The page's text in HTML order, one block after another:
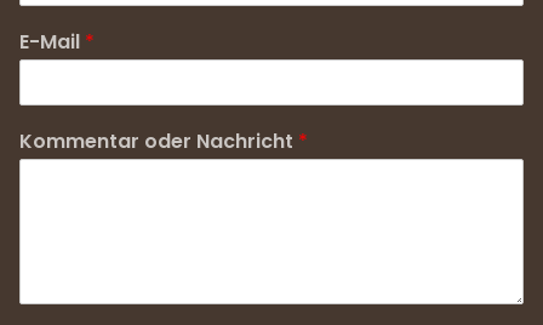
E-Mail *
Kommentar oder Nachricht *